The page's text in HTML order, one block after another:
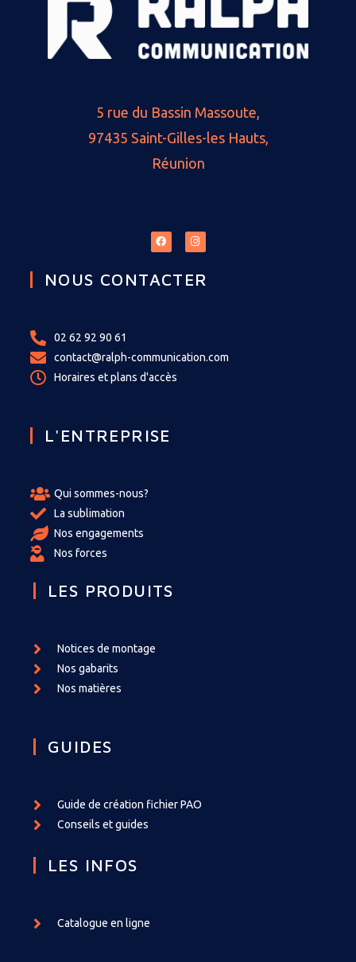
5 rue du Bassin Massoute,
97435 Saint-Gilles-les Hauts,
Réunion
NOUS CONTACTER
02 62 92 90 61
contact@ralph-communication.com
Horaires et plans d'accès
L'ENTREPRISE
Qui sommes-nous?
La sublimation
Nos engagements
Nos forces
LES PRODUITS
Notices de montage
Nos gabarits
Nos matières
GUIDES
Guide de création fichier PAO
Conseils et guides
LES INFOS
Catalogue en ligne